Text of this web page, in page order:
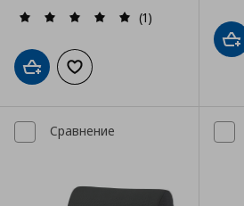
(1)
Добави в кошницата
Добави към списъка с
Сравнение